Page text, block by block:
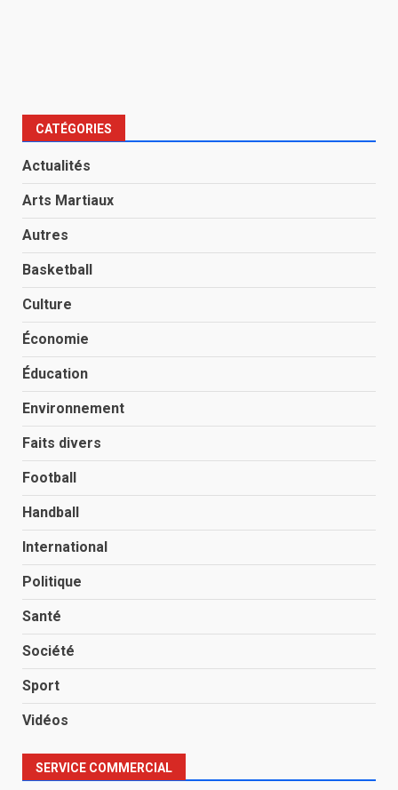
CATÉGORIES
Actualités
Arts Martiaux
Autres
Basketball
Culture
Économie
Éducation
Environnement
Faits divers
Football
Handball
International
Politique
Santé
Société
Sport
Vidéos
SERVICE COMMERCIAL